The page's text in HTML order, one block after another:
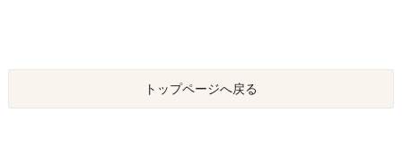
トップページへ戻る